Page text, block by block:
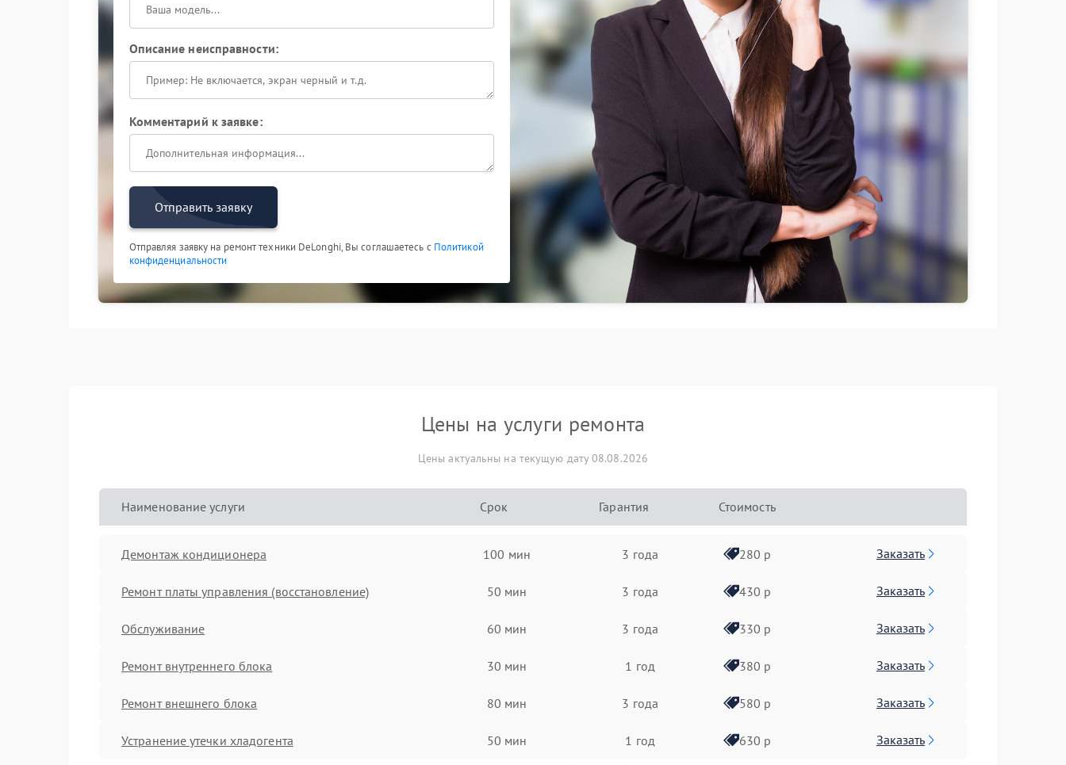
Описание неисправности:
Комментарий к заявке:
Отправить заявку
Отправляя заявку на ремонт техники DeLonghi, Вы соглашаетесь с Политикой
конфиденциальности
Цены на услуги ремонта
Цены актуальны на текущую дату 08.08.2026
Наименование услуги Срок Гарантия Стоимость
Демонтаж кондиционера 100 мин 3 года 280 р Заказать
Ремонт платы управления (восстановление) 50 мин 3 года 430 р Заказать
Обслуживание 60 мин 3 года 330 р Заказать
Ремонт внутреннего блока 30 мин 1 год 380 р Заказать
Ремонт внешнего блока 80 мин 3 года 580 р Заказать
Устранение утечки хладогента 50 мин 1 год 630 р Заказать